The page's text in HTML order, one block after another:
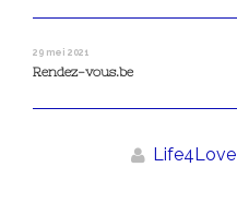
29 mei 2021
Rendez-vous.be
Life4Love